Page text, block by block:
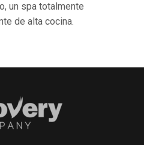
un spa totalmente
de alta cocina.